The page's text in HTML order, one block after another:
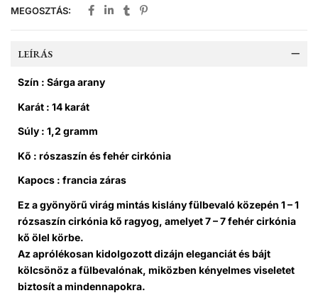
MEGOSZTÁS:
LEÍRÁS
Szín : Sárga arany
Karát : 14 karát
Súly : 1,2 gramm
Kő : rószaszín és fehér cirkónia
Kapocs : francia záras
Ez a gyönyörű virág mintás kislány fülbevaló közepén 1 – 1
rózsaszín cirkónia kő ragyog, amelyet 7 – 7 fehér cirkónia
kő ölel körbe.
Az aprólékosan kidolgozott dizájn eleganciát és bájt
kölcsönöz a fülbevalónak, miközben kényelmes viseletet
biztosít a mindennapokra.